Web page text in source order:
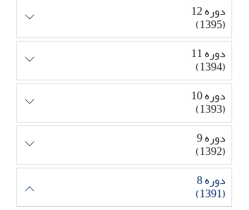
دوره 12
(1395)
دوره 11
(1394)
دوره 10
(1393)
دوره 9
(1392)
دوره 8
(1391)